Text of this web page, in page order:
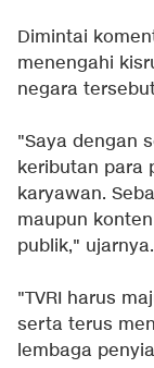
Dimintai
menengahi
negara
"Saya dengan
keributan para
karyawan.
maupun
publik," ujarnya.
"TVRI harus
serta terus
lembaga